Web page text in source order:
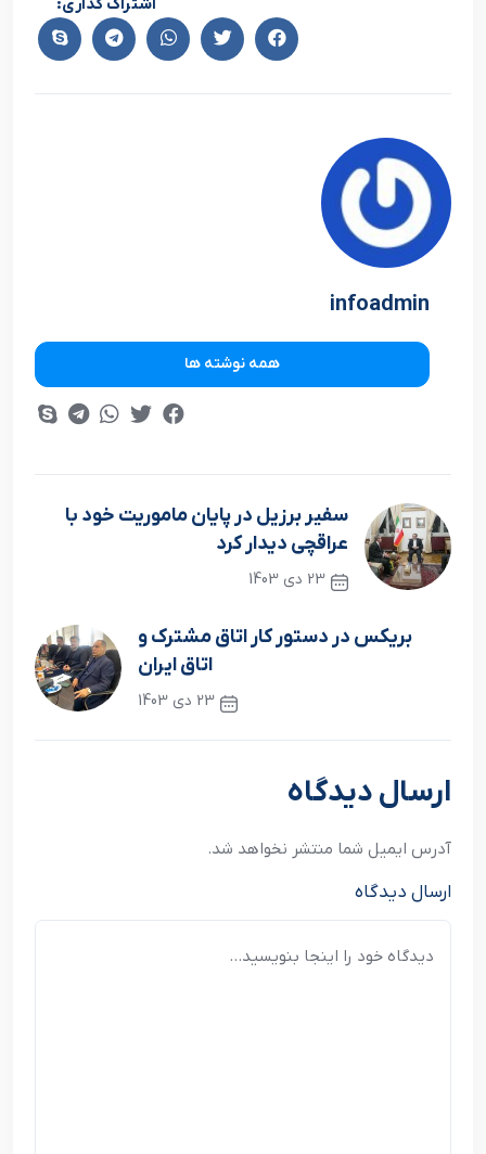
اشتراک گذاری:
infoadmin
همه نوشته ها
سفیر برزیل در پایان ماموریت خود با
عراقچی دیدار کرد
23 دی 1403
بریکس در دستور کار اتاق مشترک و
اتاق ایران
23 دی 1403
نوشته بعدی
ارسال دیدگاه
آدرس ایمیل شما منتشر نخواهد شد.
ارسال دیدگاه